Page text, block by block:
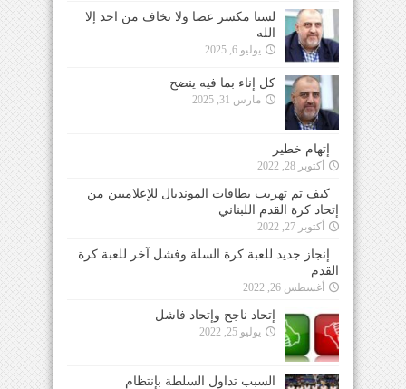
لسنا مكسر عصا ولا نخاف من احد إلا
الله
يوليو 6, 2025
كل إناء بما فيه ينضح
مارس 31, 2025
إتهام خطير
أكتوبر 28, 2022
كيف تم تهريب بطاقات المونديال للإعلاميين من
إتحاد كرة القدم اللبناني
أكتوبر 27, 2022
إنجاز جديد للعبة كرة السلة وفشل آخر للعبة كرة
القدم
أغسطس 26, 2022
إتحاد ناجح وإتحاد فاشل
يوليو 25, 2022
السبب تداول السلطة بإنتظام